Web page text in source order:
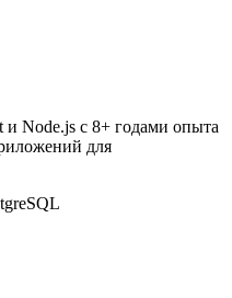
и Node.js с 8+ годами опыта
для